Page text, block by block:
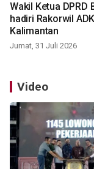
Wakil Ketua DPRD
hadiri Rakorwil
Kalimantan
Jumat, 31 Juli 2026
Video